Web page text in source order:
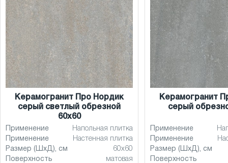
Керамогранит Про Нордик
серый светлый обрезной
60x60
Применение
Напольная плитка
Применение
Настенная плитка
Размер (ШхД), см
60x60
Поверхность
матовая
Керамогранит
серый
Применение
Применение
Размер (ШхД), см
Поверхность